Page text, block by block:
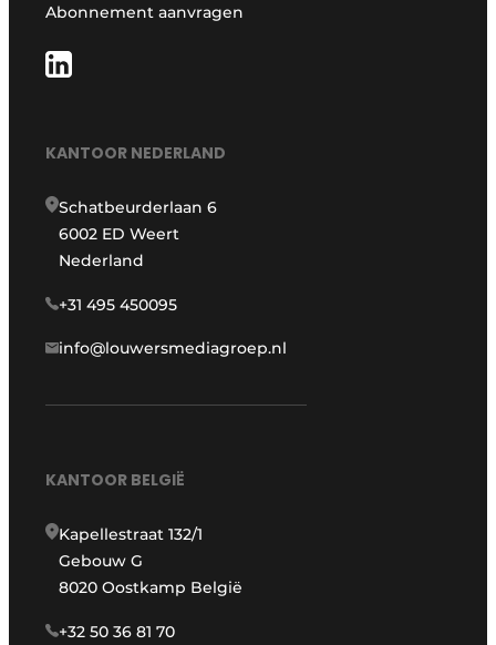
Abonnement aanvragen
KANTOOR NEDERLAND
Schatbeurderlaan 6
6002 ED Weert
Nederland
+31 495 450095
info@louwersmediagroep.nl
KANTOOR BELGIË
Kapellestraat 132/1
Gebouw G
8020 Oostkamp België
+32 50 36 81 70